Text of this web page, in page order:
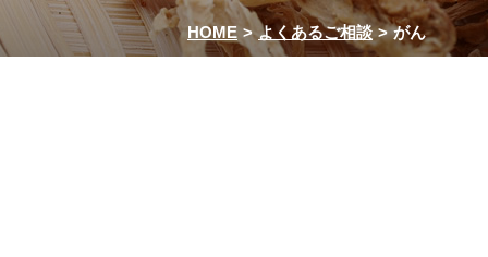
HOME よくあるご相談 がん